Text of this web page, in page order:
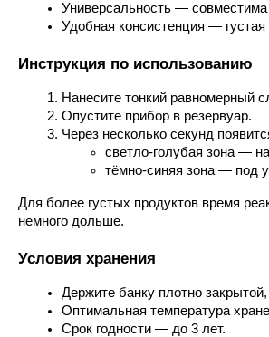
Универсальность —
Удобная консистенция — густая
Инструкция по использованию
Нанесите тонкий равномерный
Опустите прибор в резервуар.
Через несколько секунд
светло-голубая зона —
тёмно-синяя зона — под
Для более густых продуктов время
немного дольше.
Условия хранения
Держите банку плотно
Оптимальная температура
Срок годности — до 3 лет.